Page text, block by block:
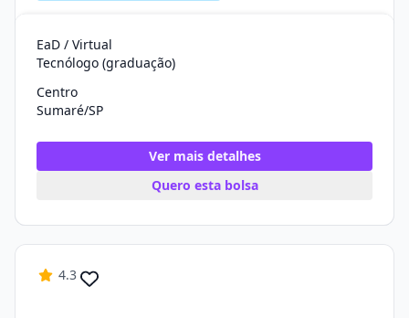
EaD / Virtual
Tecnólogo (graduação)
Centro
Sumaré/SP
Ver mais detalhes
Quero esta bolsa
4.3